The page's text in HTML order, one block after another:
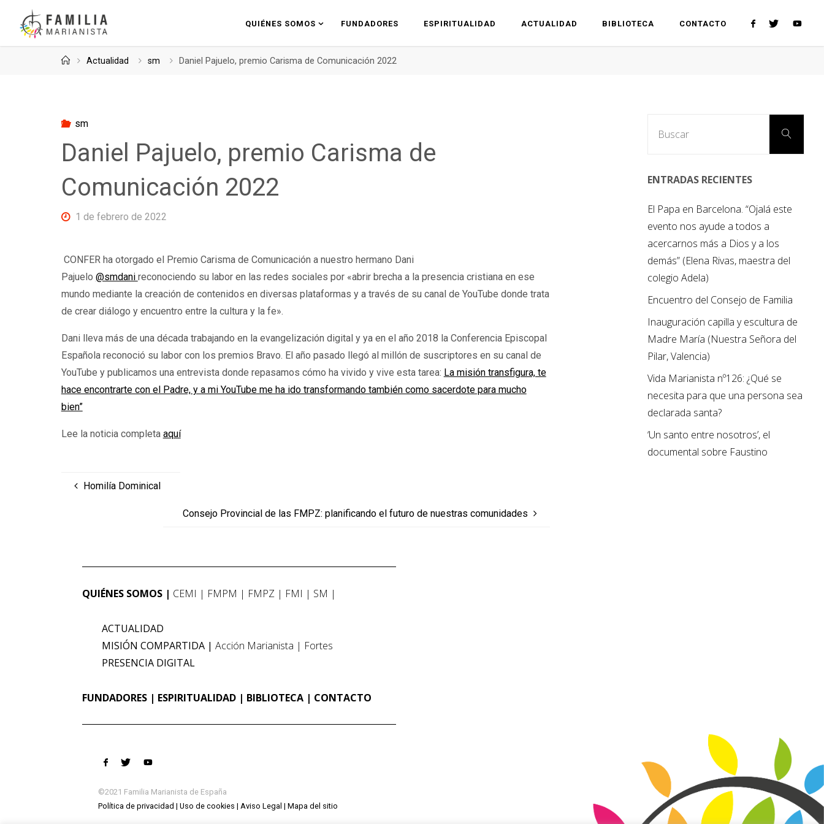
contenido
QUIÉNES SOMOS FUNDADORES ESPIRITUALIDAD ACTUALIDAD BIBLIOTECA CONTACTO
PáginaActualidad sm Daniel Pajuelo, premio Carisma de Comunicación 2022
sm
Daniel Pajuelo, premio Carisma de
Comunicación 2022
1 de febrero de 2022
CONFER ha otorgado el Premio Carisma de Comunicación a nuestro hermano Dani
Pajuelo @smdani reconociendo su labor en las redes sociales por «abrir brecha a la presencia cristiana en ese
mundo mediante la creación de contenidos en diversas plataformas y a través de su canal de YouTube donde trata
de crear diálogo y encuentro entre la cultura y la fe».
Dani lleva más de una década trabajando en la evangelización digital y ya en el año 2018 la Conferencia Episcopal
Española reconoció su labor con los premios Bravo. El año pasado llegó al millón de suscriptores en su canal de
YouTube y publicamos una entrevista donde repasamos cómo ha vivido y vive esta tarea: La misión transfigura, te
hace encontrarte con el Padre, y a mi YouTube me ha ido transformando también como sacerdote para mucho
bien”
Lee la noticia completa aquí
Homilía Dominical
Consejo Provincial de las FMPZ: planificando el futuro de nuestras comunidades
Buscar
ENTRADAS RECIENTES
El Papa en Barcelona. “Ojalá este
evento nos ayude a todos a
acercarnos más a Dios y a los
demás” (Elena Rivas, maestra del
colegio Adela)
Encuentro del Consejo de Familia
Inauguración capilla y escultura de
Madre María (Nuestra Señora del
Pilar, Valencia)
Vida Marianista nº126: ¿Qué se
necesita para que una persona sea
declarada santa?
‘Un santo entre nosotros’, el
documental sobre Faustino
QUIÉNES SOMOS CEMI FMPM FMPZ FMI SM
ACTUALIDAD
MISIÓN COMPARTIDA
Acción Marianista
Fortes
PRESENCIA DIGITAL
FUNDADORES ESPIRITUALIDAD BIBLIOTECA CONTACTO
©2021 Familia Marianista de España
Política de privacidad
Uso de cookies Aviso Legal Mapa del sitio